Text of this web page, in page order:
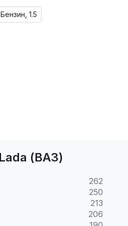
Бензин, 1.5
(ВАЗ)
262
250
213
206